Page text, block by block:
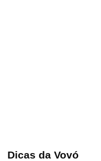
Dicas da Vovó